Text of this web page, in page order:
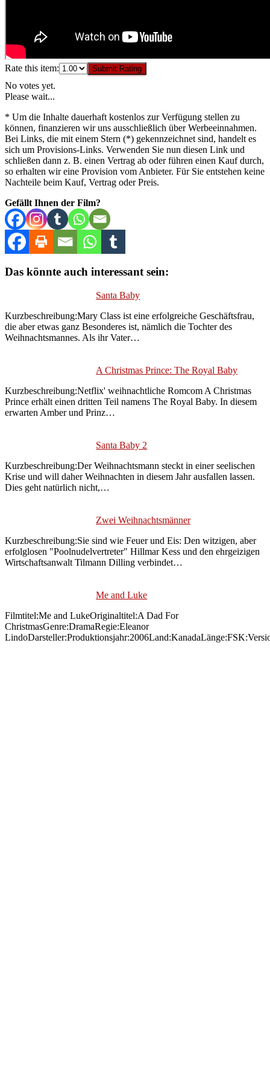
Rate this item: Submit Rating
No votes yet.
Please wait...
* Um die Inhalte dauerhaft kostenlos zur Verfügung stellen zu
können, finanzieren wir uns ausschließlich über Werbeeinnahmen.
Bei Links, die mit einem Stern (*) gekennzeichnet sind, handelt es
sich um Provisions-Links. Verwenden Sie nun diesen Link und
schließen dann z. B. einen Vertrag ab oder führen einen Kauf durch,
so erhalten wir eine Provision vom Anbieter. Für Sie entstehen keine
Nachteile beim Kauf, Vertrag oder Preis.
Gefällt Ihnen der Film?
Das könnte auch interessant sein:
Santa Baby
Kurzbeschreibung:Mary Class ist eine erfolgreiche Geschäftsfrau,
die aber etwas ganz Besonderes ist, nämlich die Tochter des
Weihnachtsmannes. Als ihr Vater…
A Christmas Prince: The Royal Baby
Kurzbeschreibung:Netflix' weihnachtliche Romcom A Christmas
Prince erhält einen dritten Teil namens The Royal Baby. In diesem
erwarten Amber und Prinz…
Santa Baby 2
Kurzbeschreibung:Der Weihnachtsmann steckt in einer seelischen
Krise und will daher Weihnachten in diesem Jahr ausfallen lassen.
Dies geht natürlich nicht,…
Zwei Weihnachtsmänner
Kurzbeschreibung:Sie sind wie Feuer und Eis: Den witzigen, aber
erfolglosen "Poolnudelvertreter" Hillmar Kess und den ehrgeizigen
Wirtschaftsanwalt Tilmann Dilling verbindet…
Me and Luke
Filmtitel:Me and LukeOriginaltitel:A Dad For
ChristmasGenre:DramaRegie:Eleanor